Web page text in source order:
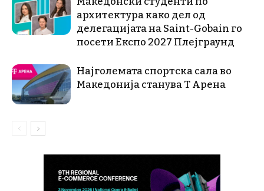
архитектура како дел од
делегацијата на Saint-Gobain го
посети Експо 2027 Плејграунд
Најголемата спортска сала во
Македонија станува Т Арена